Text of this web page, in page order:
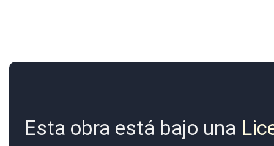
Esta obra está bajo una